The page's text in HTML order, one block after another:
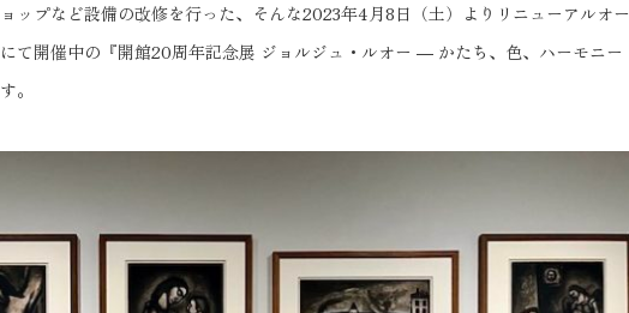
ップなど設備の改修を行った、そんな2023年4月8日（土）よりリニューアルオー
て開催中の『開館20周年記念展 ジョルジュ・ルオー ― かたち、色、ハーモニー
。